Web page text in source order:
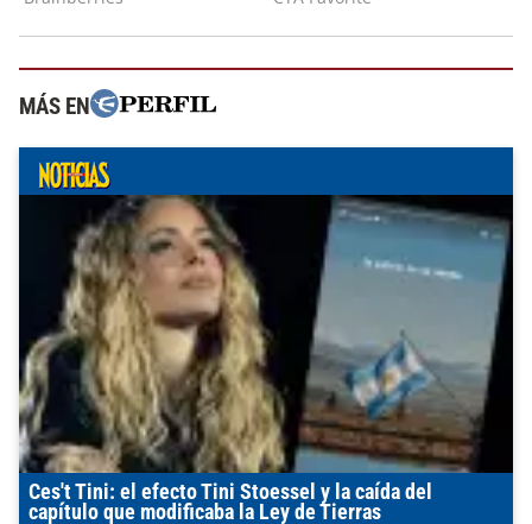
MÁS EN
Ces't Tini: el efecto Tini Stoessel y la caída del
capítulo que modificaba la Ley de Tierras